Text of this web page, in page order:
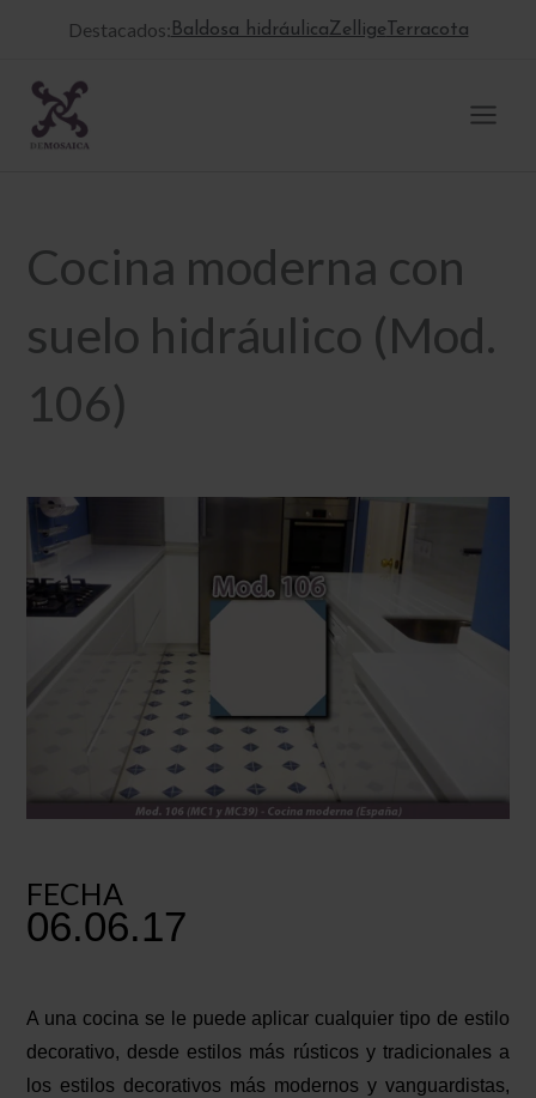
Destacados: Baldosa hidráulicaZellige Terracota
Cocina moderna con
suelo hidráulico (Mod.
106)
FECHA
06.06.17
A una cocina se le puede aplicar cualquier tipo de estilo
decorativo, desde estilos más rústicos y tradicionales a
los estilos decorativos más modernos y vanguardistas,